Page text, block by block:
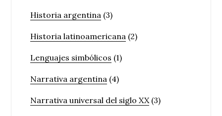
Historia argentina (3)
Historia latinoamericana (2)
Lenguajes simbólicos (1)
Narrativa argentina (4)
Narrativa universal del siglo XX(3)